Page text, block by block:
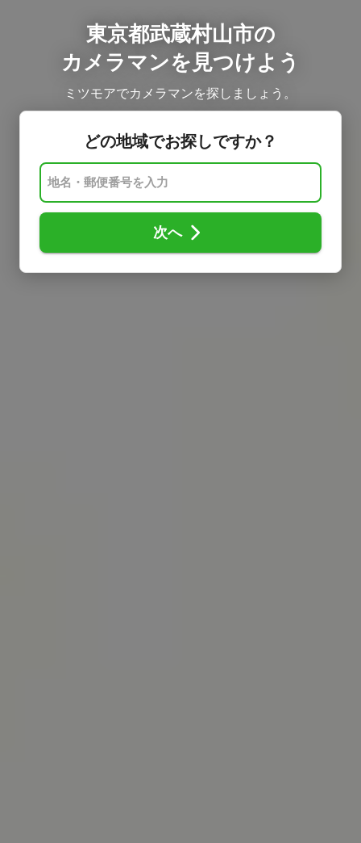
東京都武蔵村山市の
カメラマンを見つけよう
ミツモアでカメラマンを探しましょう。
どの地域でお探しですか？
次へ